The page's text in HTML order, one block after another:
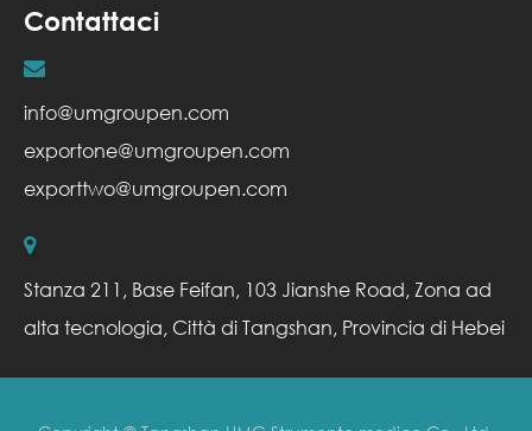
Contattaci
info@umgroupen.com
exportone@umgroupen.com
exporttwo@umgroupen.com
Stanza 211, Base Feifan, 103 Jianshe Road, Zona ad
alta tecnologia, Città di Tangshan, Provincia di Hebei